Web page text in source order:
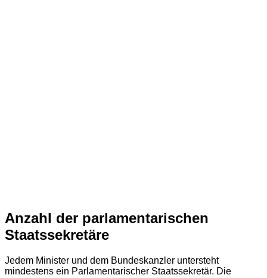
Anzahl der parlamentarischen
Staatssekretäre
Jedem Minister und dem Bundeskanzler untersteht
mindestens ein Parlamentarischer Staatssekretär. Die